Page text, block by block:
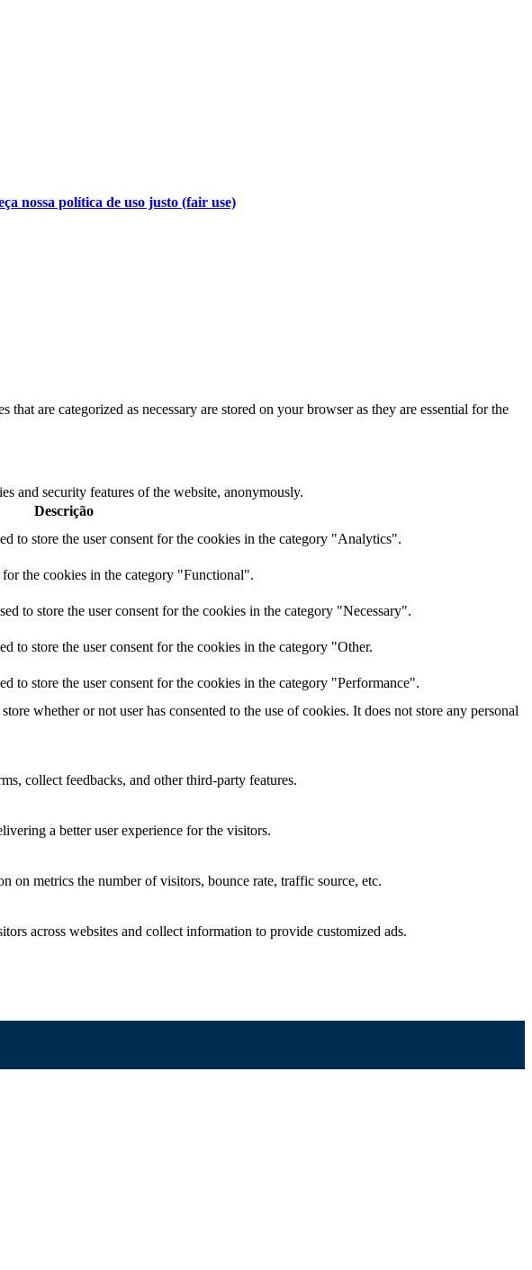
nossa política de uso justo (fair use)
are categorized as necessary are stored on your browser as they are essential for the
and security features of the website, anonymously.
Descrição
to store the user consent for the cookies in the category "Analytics".
the cookies in the category "Functional".
to store the user consent for the cookies in the category "Necessary".
to store the user consent for the cookies in the category "Other.
to store the user consent for the cookies in the category "Performance".
whether or not user has consented to the use of cookies. It does not store any personal
collect feedbacks, and other third-party features.
a better user experience for the visitors.
on metrics the number of visitors, bounce rate, traffic source, etc.
across websites and collect information to provide customized ads.